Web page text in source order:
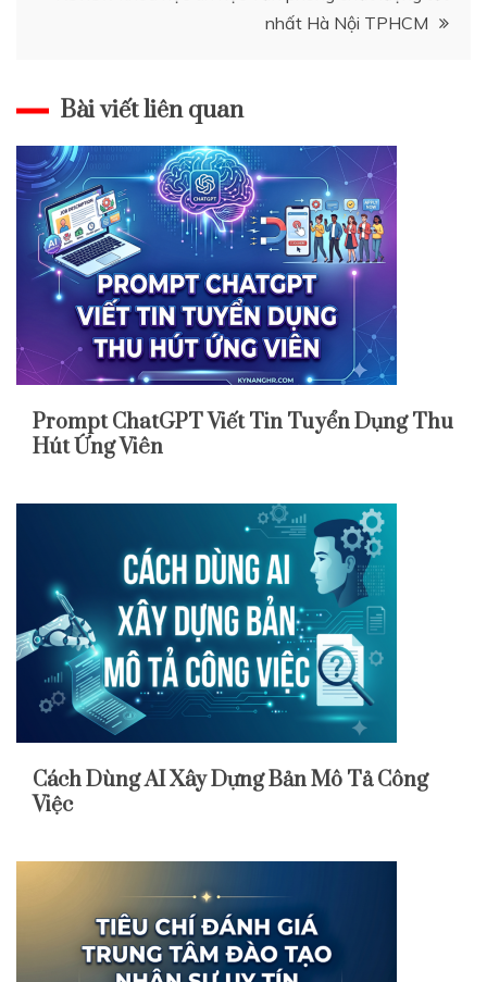
viết
nhất Hà Nội TPHCM
Bài viết liên quan
Prompt ChatGPT Viết Tin Tuyển Dụng Thu
Hút Ứng Viên
Cách Dùng AI Xây Dựng Bản Mô Tả Công
Việc